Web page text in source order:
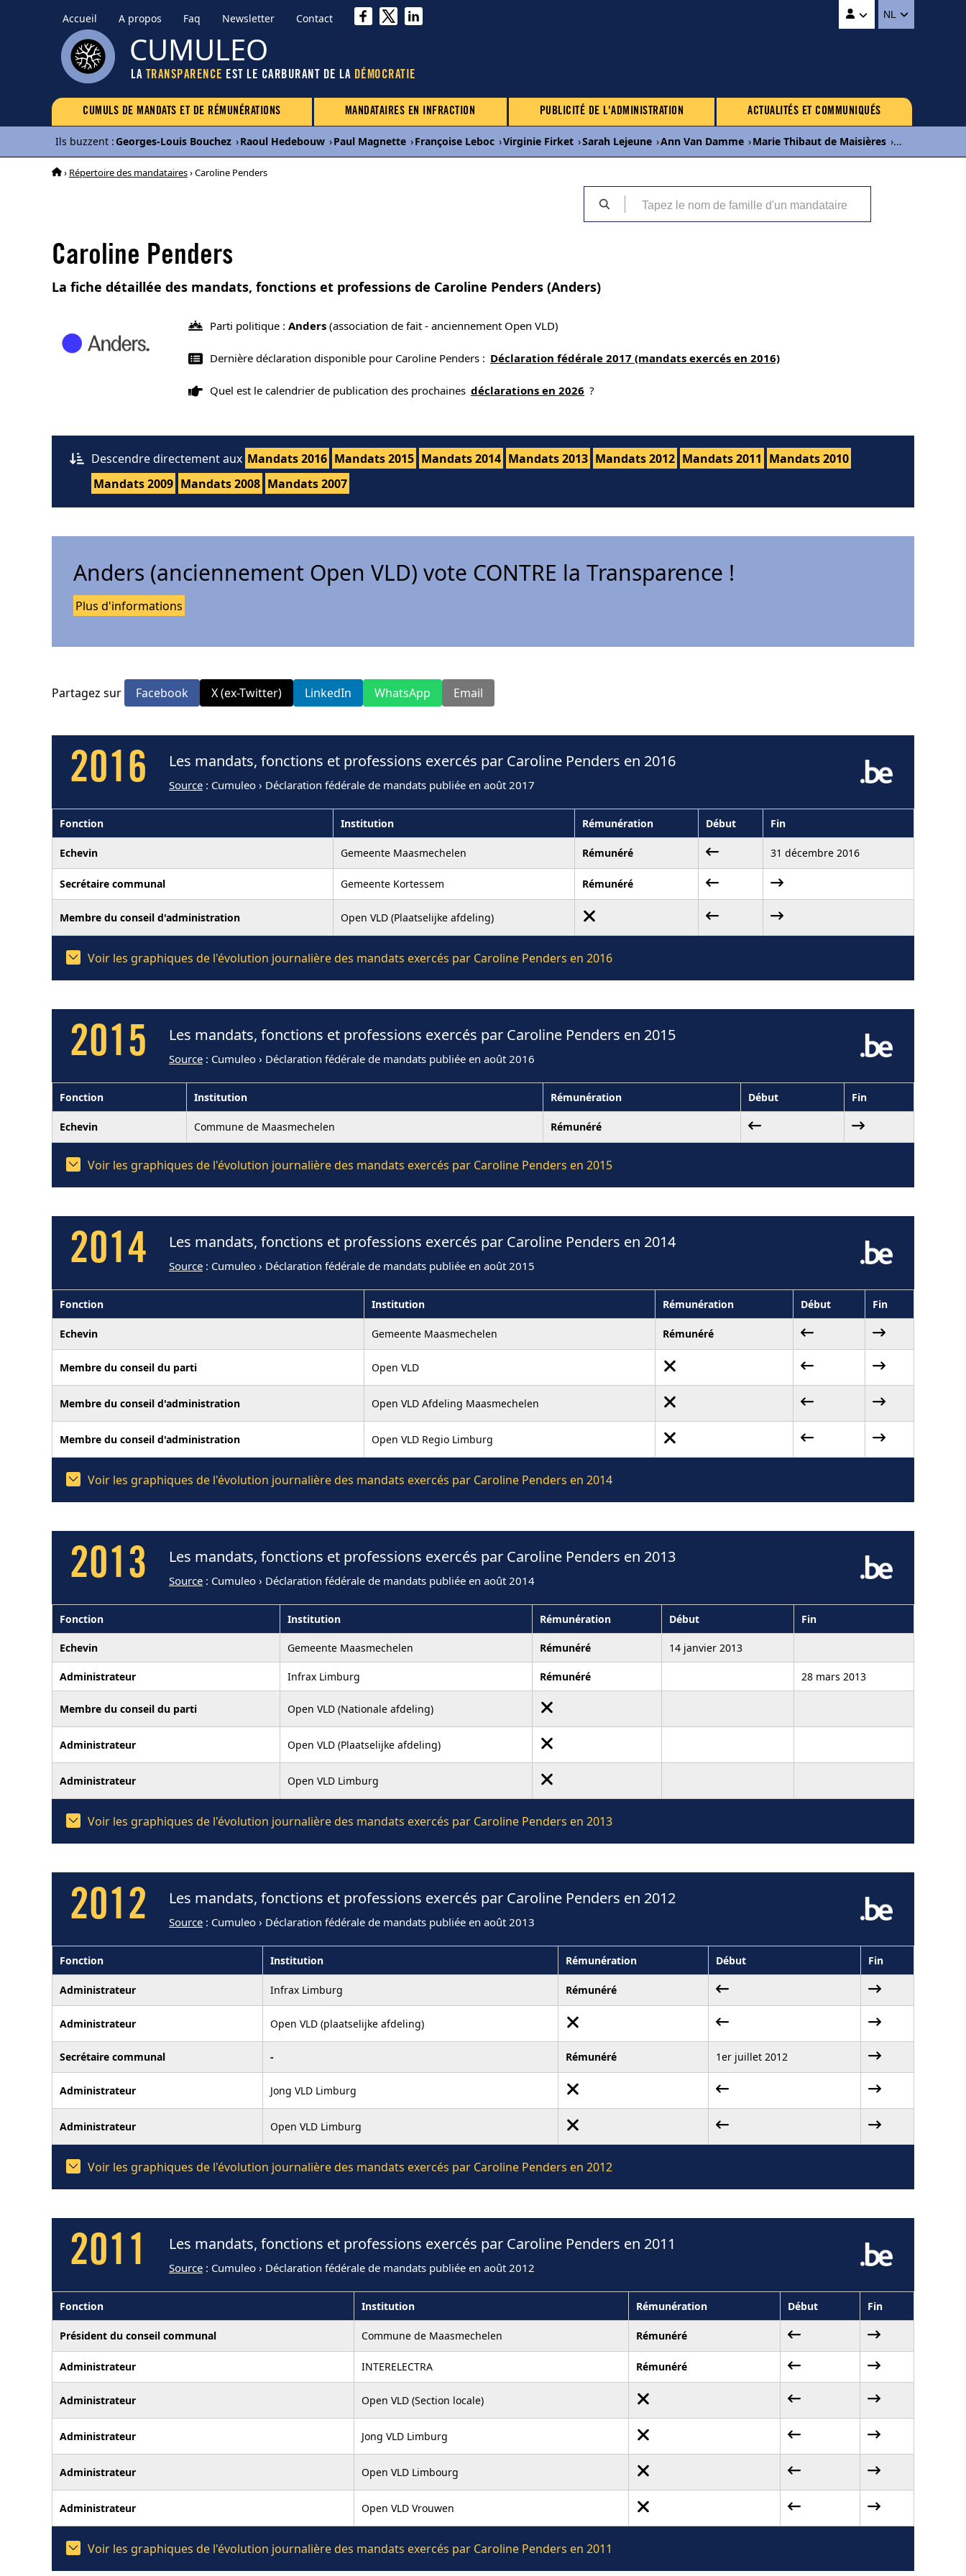
Accueil A propos Faq Newsletter Contact NL
CUMULEO
LA TRANSPARENCE EST LE CARBURANT DE LA DÉMOCRATIE
CUMULS DE MANDATS ET DE RÉMUNÉRATIONS MANDATAIRES EN INFRACTION PUBLICITÉ DE L'ADMINISTRATION ACTUALITÉS ET COMMUNIQUÉS
Ils buzzent :Georges-Louis Bouchez ›Raoul Hedebouw ›Paul Magnette ›Françoise Leboc ›Virginie Firket ›Sarah Lejeune ›Ann Van Damme ›Marie Thibaut de Maisières ›...
› Répertoire des mandataires› Caroline Penders
Caroline Penders
La fiche détaillée des mandats, fonctions et professions de Caroline Penders (Anders)
Parti politique : Anders (association de fait - anciennement Open VLD)
Dernière déclaration disponible pour Caroline Penders : Déclaration fédérale 2017 (mandats exercés en 2016)
Quel est le calendrier de publication des prochaines déclarations en 2026 ?
Descendre directement aux Mandats 2016 Mandats 2015 Mandats 2014 Mandats 2013 Mandats 2012 Mandats 2011 Mandats 2010
Mandats 2009 Mandats 2008 Mandats 2007
Anders (anciennement Open VLD) vote CONTRE la Transparence !
Plus d'informations
Partagez sur Facebook X (ex-Twitter) LinkedIn WhatsApp Email
2016 Les mandats, fonctions et professions exercés par Caroline Penders en 2016
Source : Cumuleo › Déclaration fédérale de mandats publiée en août 2017
Fonction Institution Rémunération Début Fin
Echevin Gemeente Maasmechelen Rémunéré 31 décembre 2016
Secrétaire communal Gemeente Kortessem Rémunéré
Membre du conseil d'administration Open VLD (Plaatselijke afdeling)
Voir les graphiques de l'évolution journalière des mandats exercés par Caroline Penders en 2016
2015 Les mandats, fonctions et professions exercés par Caroline Penders en 2015
Source : Cumuleo › Déclaration fédérale de mandats publiée en août 2016
Fonction Institution Rémunération Début Fin
Echevin Commune de Maasmechelen Rémunéré
Voir les graphiques de l'évolution journalière des mandats exercés par Caroline Penders en 2015
2014 Les mandats, fonctions et professions exercés par Caroline Penders en 2014
Source : Cumuleo › Déclaration fédérale de mandats publiée en août 2015
Fonction Institution Rémunération Début Fin
Echevin Gemeente Maasmechelen Rémunéré
Membre du conseil du parti Open VLD
Membre du conseil d'administration Open VLD Afdeling Maasmechelen
Membre du conseil d'administration Open VLD Regio Limburg
Voir les graphiques de l'évolution journalière des mandats exercés par Caroline Penders en 2014
2013 Les mandats, fonctions et professions exercés par Caroline Penders en 2013
Source : Cumuleo › Déclaration fédérale de mandats publiée en août 2014
Fonction Institution Rémunération Début Fin
Echevin Gemeente Maasmechelen Rémunéré 14 janvier 2013
Administrateur Infrax Limburg Rémunéré 28 mars 2013
Membre du conseil du parti Open VLD (Nationale afdeling)
Administrateur Open VLD (Plaatselijke afdeling)
Administrateur Open VLD Limburg
Voir les graphiques de l'évolution journalière des mandats exercés par Caroline Penders en 2013
2012 Les mandats, fonctions et professions exercés par Caroline Penders en 2012
Source : Cumuleo › Déclaration fédérale de mandats publiée en août 2013
Fonction Institution Rémunération Début Fin
Administrateur Infrax Limburg Rémunéré
Administrateur Open VLD (plaatselijke afdeling)
Secrétaire communal - Rémunéré 1er juillet 2012
Administrateur Jong VLD Limburg
Administrateur Open VLD Limburg
Voir les graphiques de l'évolution journalière des mandats exercés par Caroline Penders en 2012
2011 Les mandats, fonctions et professions exercés par Caroline Penders en 2011
Source : Cumuleo › Déclaration fédérale de mandats publiée en août 2012
Fonction Institution Rémunération Début Fin
Président du conseil communal Commune de Maasmechelen Rémunéré
Administrateur INTERELECTRA Rémunéré
Administrateur Open VLD (Section locale)
Administrateur Jong VLD Limburg
Administrateur Open VLD Limbourg
Administrateur Open VLD Vrouwen
Voir les graphiques de l'évolution journalière des mandats exercés par Caroline Penders en 2011